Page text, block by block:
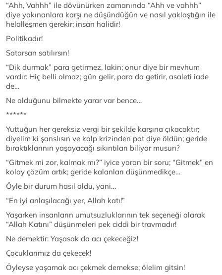
“Ahh, Vahhh” ile dövünürken zamanında “Ahh ve vahhh”
diye yakınanlara karşı ne düşündüğün ve nasıl yaklaştığın ile
helalleşmen gerekir; insan halidir!
Politikadır!
Satarsan satılırsın!
“Dik durmak” para getirmez, lakin; onur diye bir mevhum
vardır: Hiç belli olmaz; gün gelir, para da getirir, asaleti iade
de…
Ne olduğunu bilmekte yarar var bence…
******
Yuttuğun her gereksiz vergi bir şekilde karşına çıkacaktır;
diyelim ki şanslısın ve kalp krizinden pat diye öldün; geride
bıraktıklarının yaşayacağı sıkıntıları biliyor musun?
“Gitmek mi zor, kalmak mı?” iyice yoran bir soru; “Gitmek” en
kolay çözüm artık; geride kalanları düşünmedikçe…
Öyle bir durum hasıl oldu, yani…
“En iyi anlaşılacağı yer, Allah katı!”
Yaşarken insanların umutsuzluklarının tek seçeneği olarak
“Allah Katını” düşünmeleri pek ciddi bir travmadır!
Ne demektir: Yaşasak da acı çekeceğiz!
Çocuklarımız da çekecek!
Öyleyse yaşamak acı çekmek demekse; ölelim gitsin!